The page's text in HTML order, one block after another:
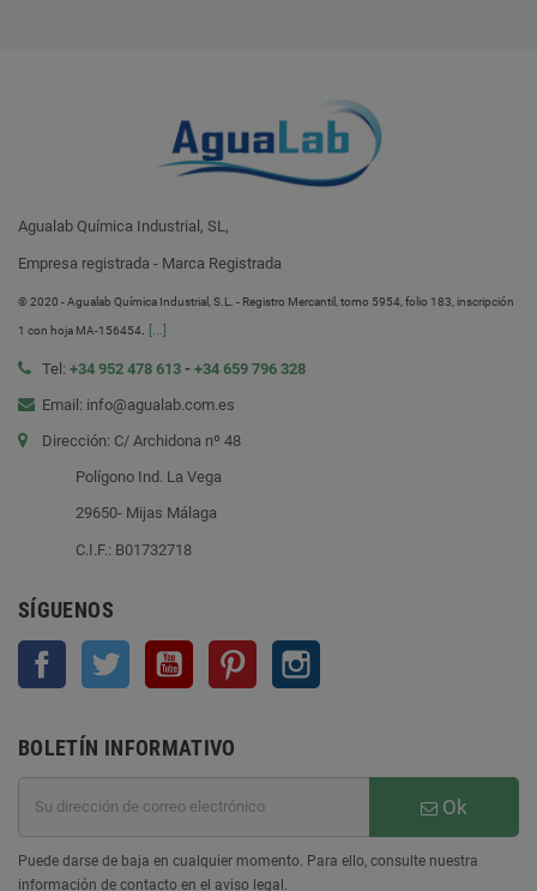
Agualab Química Industrial, SL,
Empresa registrada - Marca Registrada
® 2020 - Agualab Química Industrial, S.L. - Registro Mercantil, tomo 5954, folio 183, inscripción
1 con hoja MA-156454. [...]
Tel: +34 952 478 613 - +34 659 796 328
Email: info@agualab.com.es
Dirección: C/ Archidona nº 48
Polígono Ind. La Vega
29650- Mijas Málaga
C.I.F.: B01732718
SÍGUENOS
Facebook Twitter YouTube Pinterest
BOLETÍN INFORMATIVO
Ok
Puede darse de baja en cualquier momento. Para ello, consulte nuestra
información de contacto en el aviso legal.